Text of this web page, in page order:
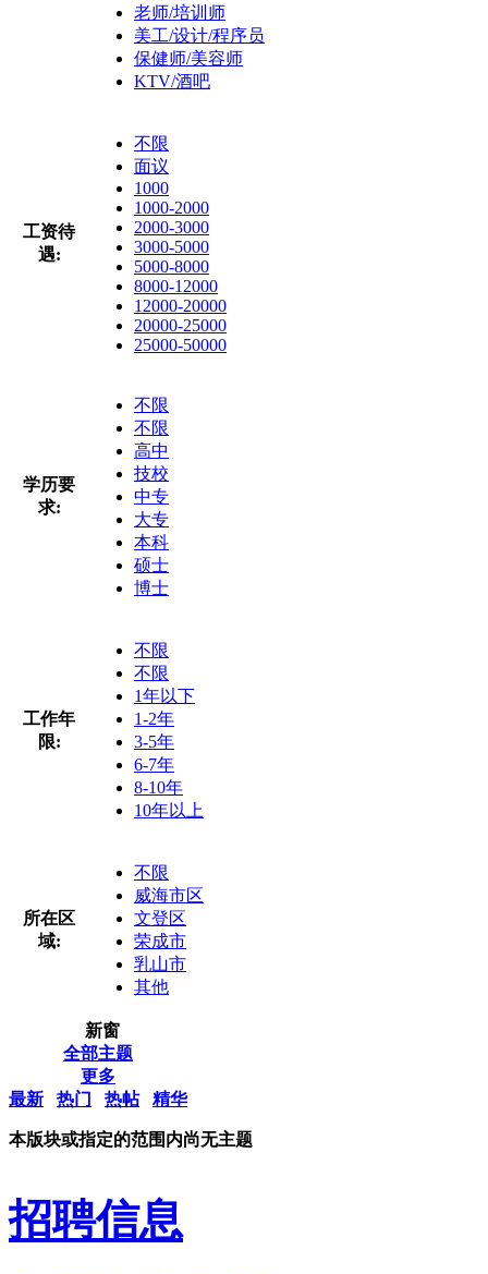
老师/培训师
美工/设计/程序员
保健师/美容师
KTV/酒吧
工资待
遇:
不限
面议
1000
1000-2000
2000-3000
3000-5000
5000-8000
8000-12000
12000-20000
20000-25000
25000-50000
学历要
求:
不限
不限
高中
技校
中专
大专
本科
硕士
博士
工作年
限:
不限
不限
1年以下
1-2年
3-5年
6-7年
8-10年
10年以上
所在区
域:
不限
威海市区
文登区
荣成市
乳山市
其他
新窗
全部主题
更多
最新
热门 热帖 精华
本版块或指定的范围内尚无主题
招聘信息